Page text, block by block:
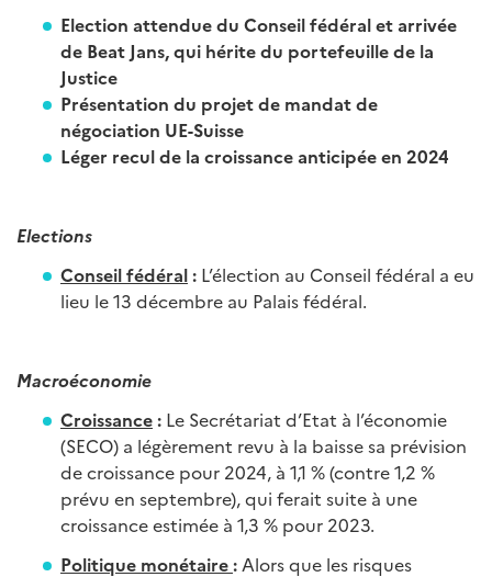
Election attendue du Conseil fédéral et arrivée
de Beat Jans, qui hérite du portefeuille de la
Justice
Présentation du projet de mandat de
négociation UE-Suisse
Léger recul de la croissance anticipée en 2024
Elections
Conseil fédéral: L’élection au Conseil fédéral a eu
lieu le 13 décembre au Palais fédéral.
Macroéconomie
Croissance: Le Secrétariat d’Etat à l’économie
(SECO) a légèrement revu à la baisse sa prévision
de croissance pour 2024, à 1,1 % (contre 1,2 %
prévu en septembre), qui ferait suite à une
croissance estimée à 1,3 % pour 2023.
Politique monétaire: Alors que les risques